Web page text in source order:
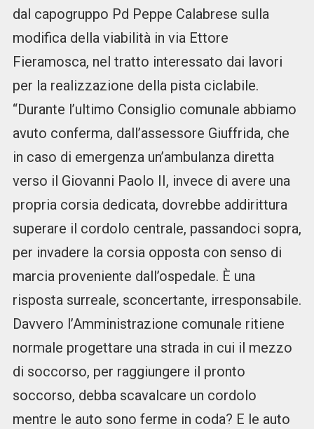
dal capogruppo Pd Peppe Calabrese sulla
modifica della viabilità in via Ettore
Fieramosca, nel tratto interessato dai lavori
per la realizzazione della pista ciclabile.
“Durante l’ultimo Consiglio comunale abbiamo
avuto conferma, dall’assessore Giuffrida, che
in caso di emergenza un’ambulanza diretta
verso il Giovanni Paolo II, invece di avere una
propria corsia dedicata, dovrebbe addirittura
superare il cordolo centrale, passandoci sopra,
per invadere la corsia opposta con senso di
marcia proveniente dall’ospedale. È una
risposta surreale, sconcertante, irresponsabile.
Davvero l’Amministrazione comunale ritiene
normale progettare una strada in cui il mezzo
di soccorso, per raggiungere il pronto
soccorso, debba scavalcare un cordolo
mentre le auto sono ferme in coda? E le auto